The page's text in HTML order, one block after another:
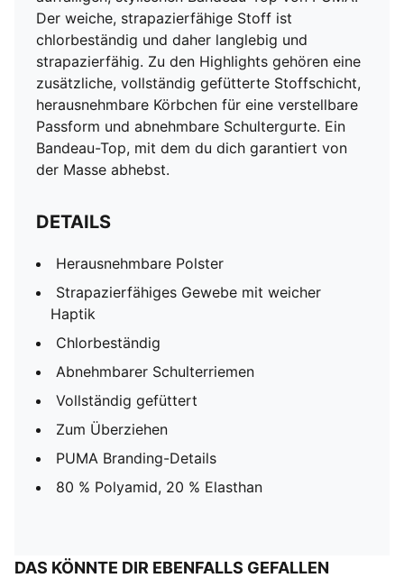
Der weiche, strapazierfähige Stoff ist
chlorbeständig und daher langlebig und
strapazierfähig. Zu den Highlights gehören eine
zusätzliche, vollständig gefütterte Stoffschicht,
herausnehmbare Körbchen für eine verstellbare
Passform und abnehmbare Schultergurte. Ein
Bandeau-Top, mit dem du dich garantiert von
der Masse abhebst.
DETAILS
Herausnehmbare Polster
Strapazierfähiges Gewebe mit weicher
Haptik
Chlorbeständig
Abnehmbarer Schulterriemen
Vollständig gefüttert
Zum Überziehen
PUMA Branding-Details
80 % Polyamid, 20 % Elasthan
DAS KÖNNTE DIR EBENFALLS GEFALLEN